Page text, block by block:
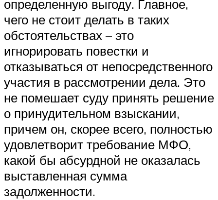
определенную выгоду. Главное,
чего не стоит делать в таких
обстоятельствах – это
игнорировать повестки и
отказываться от непосредственного
участия в рассмотрении дела. Это
не помешает суду принять решение
о принудительном взыскании,
причем он, скорее всего, полностью
удовлетворит требование МФО,
какой бы абсурдной не оказалась
выставленная сумма
задолженности.